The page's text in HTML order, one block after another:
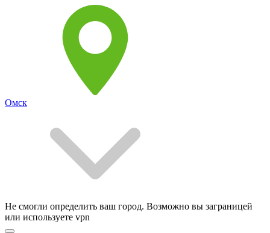
Омск
Не смогли определить ваш город. Возможно вы заграницей
или используете vpn